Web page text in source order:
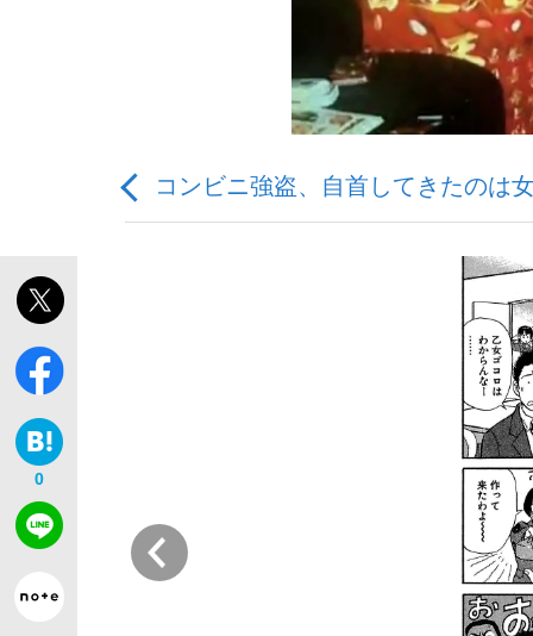
「90%は失敗する。でも…」本田圭佑が初
「敗因分析は一切聞かれなかった」侍ジャ
「目標達成できなかったからと言って…」
観る将棋、読む将棋
いまさら聞けない資産運用のすべて
コンビニ強盗、自首してきたのは
0